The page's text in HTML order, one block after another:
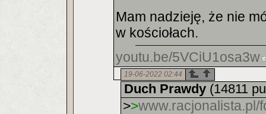
Mam nadzieję, że nie
w kościołach.
youtu.be/5VCiU1osa3w
19-06-2022 02:44
Duch Prawdy (14811
>>www.racjonalista.pl/